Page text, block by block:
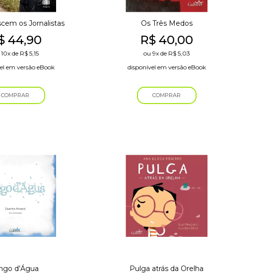
os Jornalistas
44,90
10xde R$5,15
em versão eBook
COMPRAR
Os Três Medos
R$ 40,00
ou 9xde R$5,03
disponível em versão eBook
COMPRAR
d’Água Pulga atrás da Orelha